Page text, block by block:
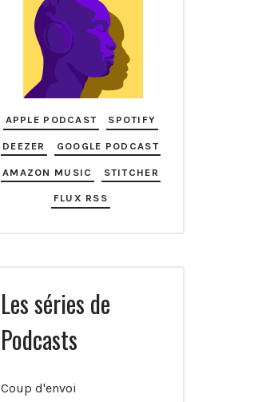
APPLE PODCAST SPOTIFY
DEEZER GOOGLE PODCAST
AMAZON MUSIC STITCHER
FLUX RSS
Les séries de
Podcasts
Coup d'envoi